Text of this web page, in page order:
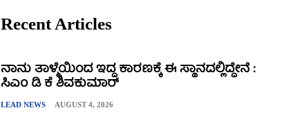
Recent Articles
ನಾನು ತಾಳ್ಮೆಯಿಂದ ಇದ್ದ ಕಾರಣಕ್ಕೆ ಈ ಸ್ಥಾನದಲ್ಲಿದ್ದೇನೆ :
ಸಿಎಂ ಡಿ ಕೆ ಶಿವಕುಮಾರ್
LEAD NEWS AUGUST 4, 2026